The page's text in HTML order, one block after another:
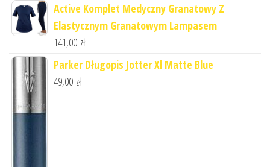
Active Komplet Medyczny Granatowy Z
Elastycznym Granatowym Lampasem
141,00 zł
Parker Długopis Jotter Xl Matte Blue
49,00 zł